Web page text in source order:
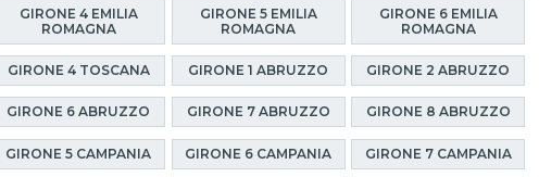
GIRONE 4 EMILIA
ROMAGNA
GIRONE 5 EMILIA
ROMAGNA
GIRONE 6 EMILIA
ROMAGNA
GIRONE 4 TOSCANA GIRONE 1 ABRUZZO GIRONE 2 ABRUZZO
GIRONE 6 ABRUZZO GIRONE 7 ABRUZZO GIRONE 8 ABRUZZO
GIRONE 5 CAMPANIA GIRONE 6 CAMPANIA GIRONE 7 CAMPANIA